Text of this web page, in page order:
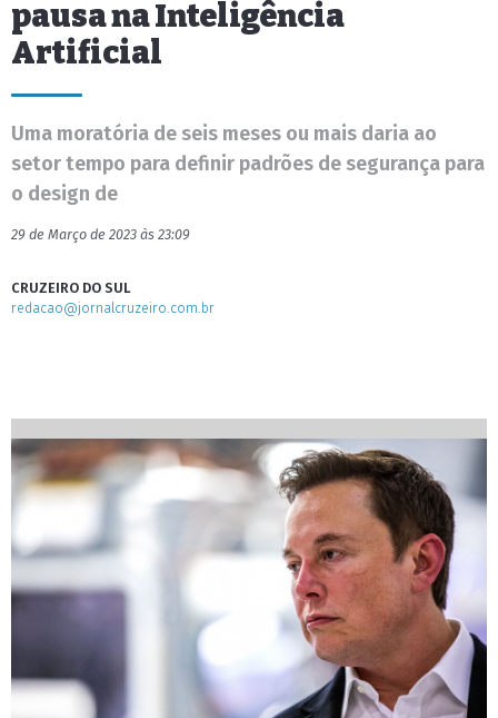
pausa na Inteligência
Artificial
Uma moratória de seis meses ou mais daria ao
setor tempo para definir padrões de segurança para
o design de
29 de Março de 2023 às 23:09
CRUZEIRO DO SUL
redacao@jornalcruzeiro.com.br